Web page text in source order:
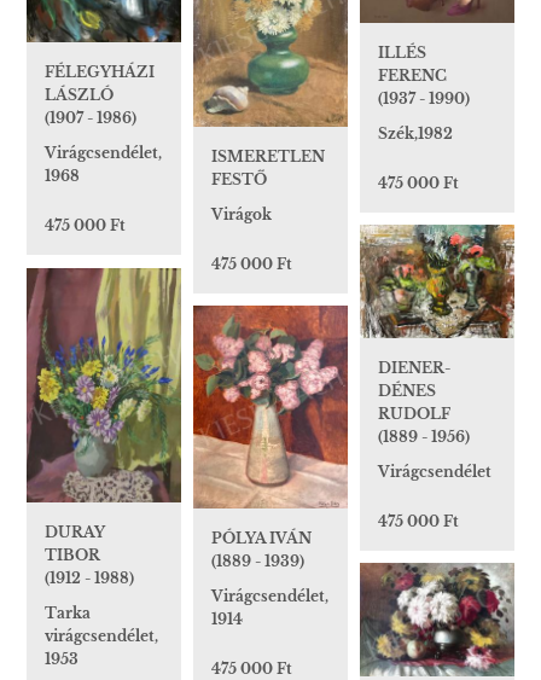
ILLÉS
FERENC
(1937 - 1990)
Szék,1982
475 000 Ft
FÉLEGYHÁZI
LÁSZLÓ
(1907 - 1986)
Virágcsendélet,
1968
475 000 Ft
ISMERETLEN
FESTŐ
Virágok
475 000 Ft
DIENER-
DÉNES
RUDOLF
(1889 - 1956)
Virágcsendélet
475 000 Ft
DURAY
TIBOR
(1912 - 1988)
Tarka
virágcsendélet,
1953
PÓLYA IVÁN
(1889 - 1939)
Virágcsendélet,
1914
475 000 Ft